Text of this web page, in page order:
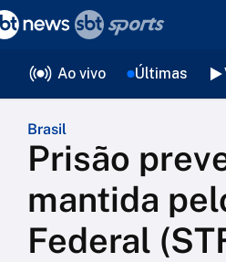
Ao vivo Últimas
Brasil
Prisão
mantida
Federal
Editorias